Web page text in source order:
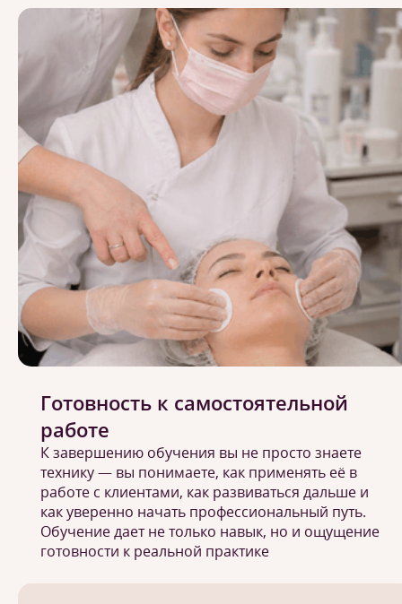
Готовность к самостоятельной
работе
К завершению обучения вы не просто знаете
технику — вы понимаете, как применять её в
работе с клиентами, как развиваться дальше и
как уверенно начать профессиональный путь.
Обучение дает не только навык, но и ощущение
готовности к реальной практике